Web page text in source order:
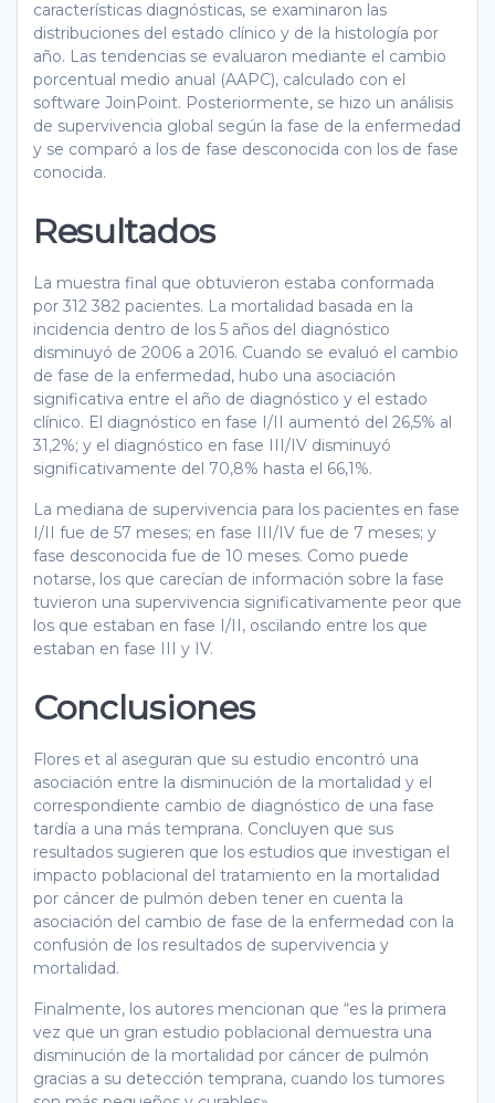
características diagnósticas, se examinaron las
distribuciones del estado clínico y de la histología por
año. Las tendencias se evaluaron mediante el cambio
porcentual medio anual (AAPC), calculado con el
software JoinPoint. Posteriormente, se hizo un análisis
de supervivencia global según la fase de la enfermedad
y se comparó a los de fase desconocida con los de fase
conocida.
Resultados
La muestra final que obtuvieron estaba conformada
por 312 382 pacientes. La mortalidad basada en la
incidencia dentro de los 5 años del diagnóstico
disminuyó de 2006 a 2016. Cuando se evaluó el cambio
de fase de la enfermedad, hubo una asociación
significativa entre el año de diagnóstico y el estado
clínico. El diagnóstico en fase I/II aumentó del 26,5% al
31,2%; y el diagnóstico en fase III/IV disminuyó
significativamente del 70,8% hasta el 66,1%.
La mediana de supervivencia para los pacientes en fase
I/II fue de 57 meses; en fase III/IV fue de 7 meses; y
fase desconocida fue de 10 meses. Como puede
notarse, los que carecían de información sobre la fase
tuvieron una supervivencia significativamente peor que
los que estaban en fase I/II, oscilando entre los que
estaban en fase III y IV.
Conclusiones
Flores et al aseguran que su estudio encontró una
asociación entre la disminución de la mortalidad y el
correspondiente cambio de diagnóstico de una fase
tardía a una más temprana. Concluyen que sus
resultados sugieren que los estudios que investigan el
impacto poblacional del tratamiento en la mortalidad
por cáncer de pulmón deben tener en cuenta la
asociación del cambio de fase de la enfermedad con la
confusión de los resultados de supervivencia y
mortalidad.
Finalmente, los autores mencionan que “es la primera
vez que un gran estudio poblacional demuestra una
disminución de la mortalidad por cáncer de pulmón
gracias a su detección temprana, cuando los tumores